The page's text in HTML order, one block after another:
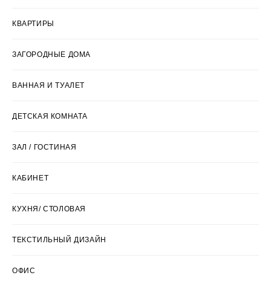
КВАРТИРЫ
ЗАГОРОДНЫЕ ДОМА
ВАННАЯ И ТУАЛЕТ
ДЕТСКАЯ КОМНАТА
ЗАЛ / ГОСТИНАЯ
КАБИНЕТ
КУХНЯ/ СТОЛОВАЯ
ТЕКСТИЛЬНЫЙ ДИЗАЙН
ОФИС